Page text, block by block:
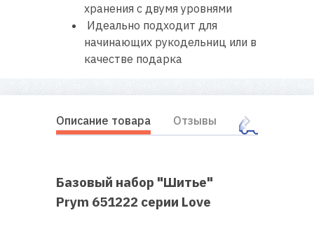
хранения с двумя уровнями
Идеально подходит для
начинающих рукодельниц или в
качестве подарка
Описание товара Отзывы
Базовый набор "Шитье"
Prym 651222 серии Love